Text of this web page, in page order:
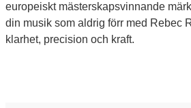
europeiskt mästerskapsvinnande
din musik som aldrig förr med Rebec
klarhet, precision och kraft.